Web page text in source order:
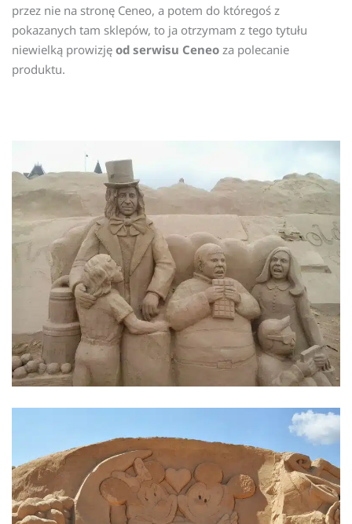
przez nie na stronę Ceneo, a potem do któregoś z
pokazanych tam sklepów, to ja otrzymam z tego tytułu
niewielką prowizję od serwisu Ceneo za polecanie
produktu.